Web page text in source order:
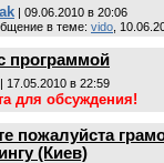
| 09.06.2010 в 20:06
в теме: vido ,
программой
| 17.05.2010 в 22:59
для обсуждения!
пожалуйста
(Киев)